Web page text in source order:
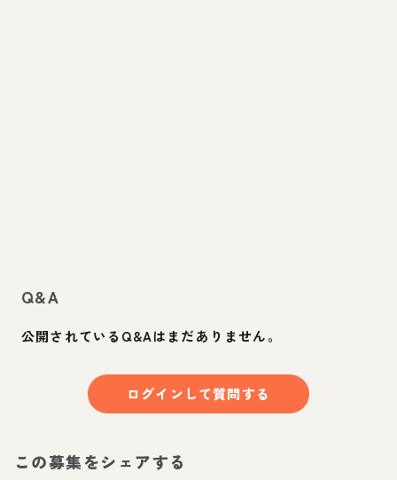
Q&A
公開されているQ&Aはまだありません。
ログインして質問する
この募集をシェアする